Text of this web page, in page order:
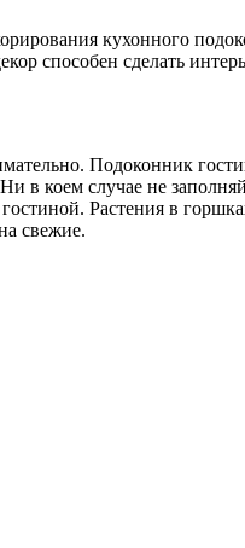
кухонного
способен сделать
Подоконник
коем случае не
Растения в
свежие.